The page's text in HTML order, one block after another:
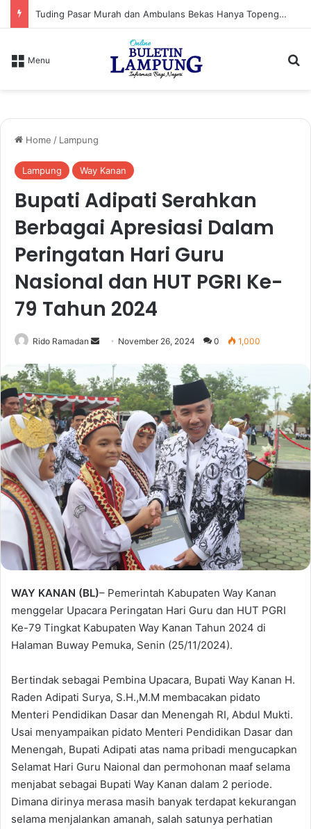
Tuding Pasar Murah dan Ambulans Bekas Hanya Topeng, PPWI Desak Bupati Lampung Utara Cabut Izin Indomaret
Menu
Home / Lampung
Lampung Way Kanan
Bupati Adipati Serahkan
Berbagai Apresiasi Dalam
Peringatan Hari Guru
Nasional dan HUT PGRI Ke-
79 Tahun 2024
Rido Ramadan
n
d
a
n
e
m
a
i
l
November 26, 2024 0 1,000
WAY KANAN (BL)– Pemerintah Kabupaten Way Kanan
menggelar Upacara Peringatan Hari Guru dan HUT PGRI
Ke-79 Tingkat Kabupaten Way Kanan Tahun 2024 di
Halaman Buway Pemuka, Senin (25/11/2024).
Bertindak sebagai Pembina Upacara, Bupati Way Kanan H.
Raden Adipati Surya, S.H.,M.M membacakan pidato
Menteri Pendidikan Dasar dan Menengah RI, Abdul Mukti.
Usai menyampaikan pidato Menteri Pendidikan Dasar dan
Menengah, Bupati Adipati atas nama pribadi mengucapkan
Selamat Hari Guru Naional dan permohonan maaf selama
menjabat sebagai Bupati Way Kanan dalam 2 periode.
Dimana dirinya merasa masih banyak terdapat kekurangan
selama menjalankan amanah, salah satunya perhatian